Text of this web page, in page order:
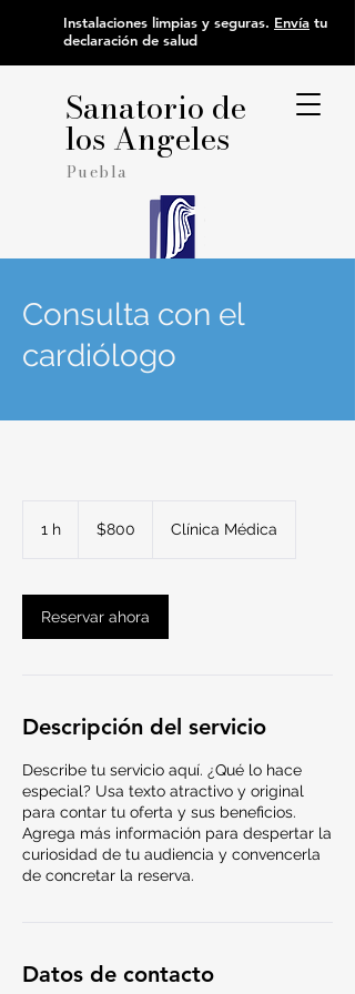
Instalaciones limpias y seguras. Envía tu
declaración de salud
Sanatorio de
los Angeles
Puebla
Consulta con el
cardiólogo
1 h
pesos
mexicanos
$800 Clínica Médica
Reservar ahora
Descripción del servicio
Describe tu servicio aquí. ¿Qué lo hace
especial? Usa texto atractivo y original
para contar tu oferta y sus beneficios.
Agrega más información para despertar la
curiosidad de tu audiencia y convencerla
de concretar la reserva.
Datos de contacto